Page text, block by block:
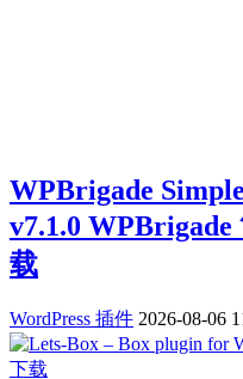
WPBrigade
v7.1.0
载
WordPress 插件 2026-08-06